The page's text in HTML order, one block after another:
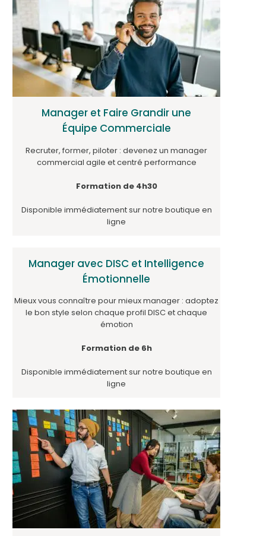
Manager et Faire Grandir une
Équipe Commerciale
Recruter, former, piloter : devenez un manager
commercial agile et centré performance
Formation de 4h30
Disponible immédiatement sur notre boutique en
ligne
Manager avec DISC et Intelligence
Émotionnelle
Mieux vous connaître pour mieux manager : adoptez
le bon style selon chaque profil DISC et chaque
émotion
Formation de 6h
Disponible immédiatement sur notre boutique en
ligne